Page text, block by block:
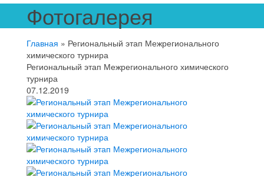
Фотогалерея
Главная » Региональный этап Межрегионального
химического турнира
Региональный этап Межрегионального химического
турнира
07.12.2019